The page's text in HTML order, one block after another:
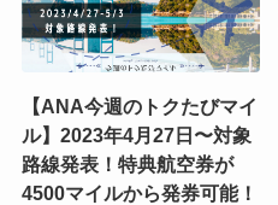
【ANA今週のトクたびマイ
ル】2023年4月27日〜対象
路線発表！特典航空券が
4500マイルから発券可能！